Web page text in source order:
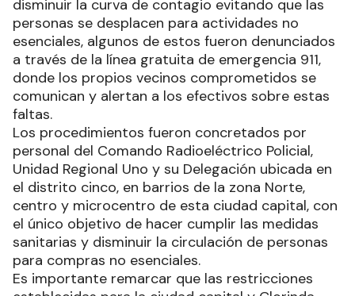
disminuir la curva de contagio evitando que las
personas se desplacen para actividades no
esenciales, algunos de estos fueron denunciados
a través de la línea gratuita de emergencia 911,
donde los propios vecinos comprometidos se
comunican y alertan a los efectivos sobre estas
faltas.
Los procedimientos fueron concretados por
personal del Comando Radioeléctrico Policial,
Unidad Regional Uno y su Delegación ubicada en
el distrito cinco, en barrios de la zona Norte,
centro y microcentro de esta ciudad capital, con
el único objetivo de hacer cumplir las medidas
sanitarias y disminuir la circulación de personas
para compras no esenciales.
Es importante remarcar que las restricciones